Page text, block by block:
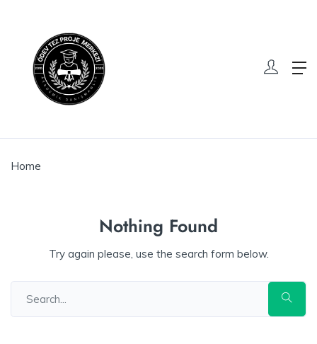
Home
Nothing Found
Try again please, use the search form below.